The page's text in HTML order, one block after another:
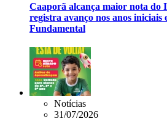
Caaporã alcança maior nota do
registra avanço nos anos iniciais
Fundamental
Notícias
31/07/2026